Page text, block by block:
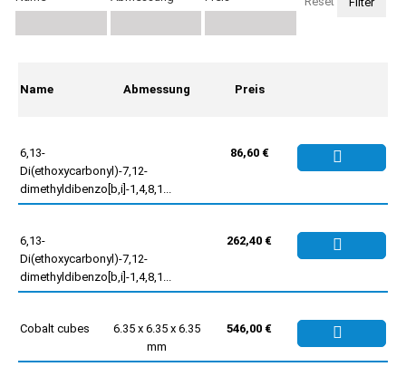
Name Abmessung Preis
6,13-
Di(ethoxycarbonyl)-7,12-
dimethyldibenzo[b,i]-1,4,8,1...
86,60 €
6,13-
Di(ethoxycarbonyl)-7,12-
dimethyldibenzo[b,i]-1,4,8,1...
262,40 €
Cobalt cubes
6.35 x 6.35 x 6.35
mm
546,00 €